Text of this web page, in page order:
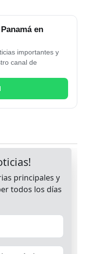
en
importantes y
canal de